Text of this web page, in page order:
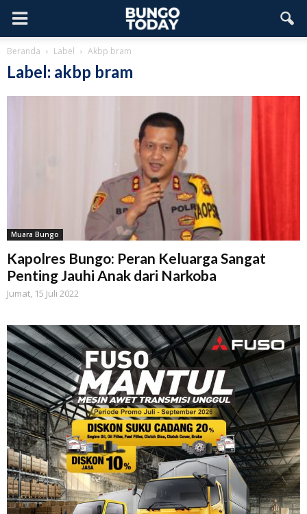
Beranda Label Akbp bram
Label: akbp bram
Muara Bungo
Kapolres Bungo: Peran Keluarga Sangat
Penting Jauhi Anak dari Narkoba
Jumat, 15 Juli 2022